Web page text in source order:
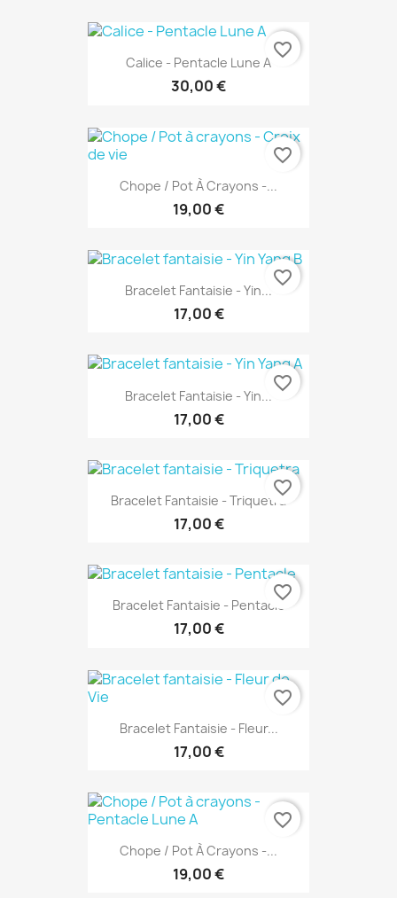
Calice - Pentacle Lune A
30,00 €
favorite_border
Chope / Pot À Crayons -...
19,00 €
favorite_border
Bracelet Fantaisie - Yin...
17,00 €
favorite_border
Bracelet Fantaisie - Yin...
17,00 €
favorite_border
Bracelet Fantaisie - Triquetra
17,00 €
favorite_border
Bracelet Fantaisie - Pentacle
17,00 €
favorite_border
Bracelet Fantaisie - Fleur...
17,00 €
favorite_border
Chope / Pot À Crayons -...
19,00 €
favorite_border